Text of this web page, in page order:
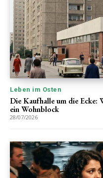
Leben im Osten
Die Kaufhalle um die Ecke:
ein Wohnblock
28/07/2026